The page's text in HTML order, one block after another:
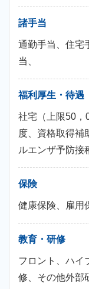
諸手当
通勤手当、住宅
当、
福利厚生・待遇
社宅（上限50，
度、資格取得補
ルエンザ予防接
保険
健康保険、雇用
教育・研修
フロント、ハイ
修、その他外部